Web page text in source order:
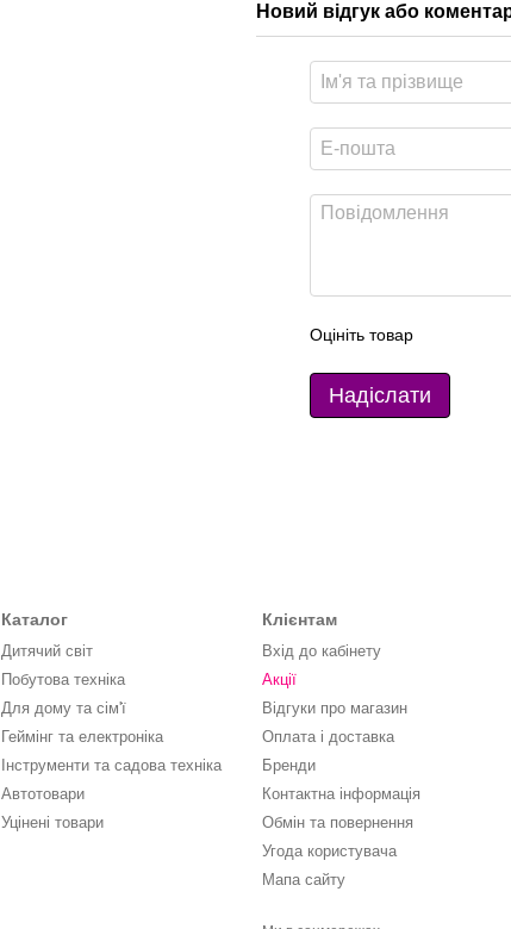
Новий відгук або
Оцініть товар
Надіслати
Каталог
Дитячий світ
Побутова техніка
Для дому та сім'ї
Геймінг та електроніка
Інструменти та садова техніка
Автотовари
Уцінені товари
Клієнтам
Вхід до кабінету
Акції
Відгуки про магазин
Оплата і доставка
Бренди
Контактна інформація
Обмін та повернення
Угода користувача
Мапа сайту